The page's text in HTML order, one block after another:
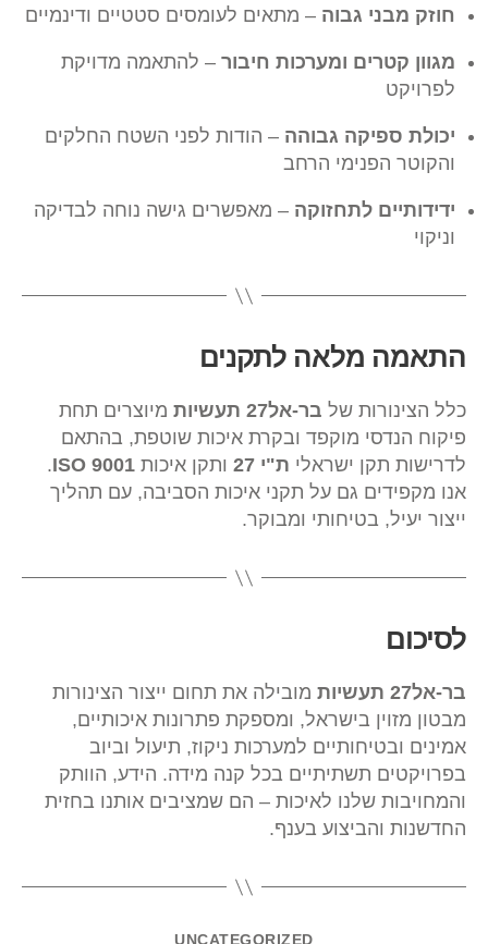
חוזק מבני גבוה – מתאים לעומסים סטטיים ודינמיים
מגוון קטרים ומערכות חיבור – להתאמה מדויקת
לפרויקט
יכולת ספיקה גבוהה – הודות לפני השטח החלקים
והקוטר הפנימי הרחב
ידידותיים לתחזוקה – מאפשרים גישה נוחה לבדיקה
וניקוי
התאמה מלאה לתקנים
כלל הצינורות של בר-אל27 תעשיות
מיוצרים תחת
פיקוח הנדסי מוקפד ובקרת איכות שוטפת, בהתאם
לדרישות תקן ישראלי ת"י 27 ותקן איכות ISO 9001
.
אנו מקפידים גם על תקני איכות הסביבה, עם תהליך
ייצור יעיל, בטיחותי ומבוקר.
לסיכום
בר-אל27 תעשיות
מובילה את תחום ייצור הצינורות
מבטון מזוין בישראל, ומספקת פתרונות איכותיים,
אמינים ובטיחותיים למערכות ניקוז, תיעול וביוב
בפרויקטים תשתיתיים בכל קנה מידה. הידע, הוותק
והמחויבות שלנו לאיכות – הם שמציבים אותנו בחזית
החדשנות והביצוע בענף.
UNCATEGORIZED